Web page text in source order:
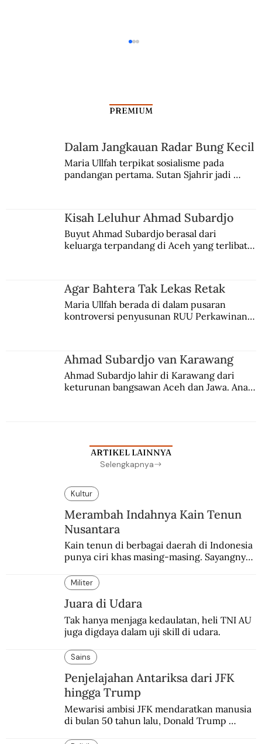
Pengusaha Tionghoa Penyelundup
PREMIUM
Dalam Jangkauan Radar Bung Kecil
Maria Ullfah terpikat sosialisme pada
pandangan pertama. Sutan Sjahrir jadi
Kisah Leluhur Ahmad Subardjo
Buyut Ahmad Subardjo berasal dari
keluarga terpandang di Aceh yang terlibat
Agar Bahtera Tak Lekas Retak
Maria Ullfah berada di dalam pusaran
kontroversi penyusunan RUU Perkawinan.
Ahmad Subardjo van Karawang
Ahmad Subardjo lahir di Karawang dari
keturunan bangsawan Aceh dan Jawa. Anak
ARTIKEL LAINNYA
Selengkapnya
Kultur
Merambah Indahnya Kain Tenun
Nusantara
Kain tenun di berbagai daerah di Indonesia
punya ciri khas masing-masing. Sayangnya,
belum memadai.
Militer
Juara di Udara
Tak hanya menjaga kedaulatan, heli TNI AU
juga digdaya dalam uji skill di udara.
Sains
Penjelajahan Antariksa dari JFK
hingga Trump
Mewarisi ambisi JFK mendaratkan manusia
di bulan 50 tahun lalu, Donald Trump